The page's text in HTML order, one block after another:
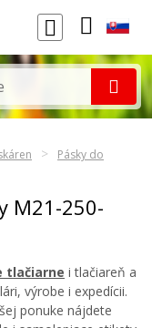
Pásky do
M21-250-
tlačiarne i tlačiareň a
výrobe i expedícii.
ponuke nájdete